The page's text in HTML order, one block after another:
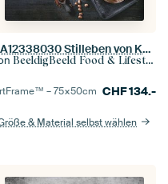
SA12338030 Stilleben von Kaffeemühle und Kaffeebohnen
BeeldigBeeld Food & Lifestyle
–75×50cm CHF134.-
& Material selbst wählen